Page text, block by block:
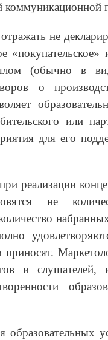
коммуникационной
не
(обычно в
о
или
для его
при реализации
не
приносят.
и
образовательных